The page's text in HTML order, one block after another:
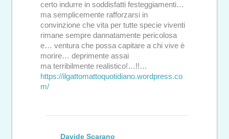
certo indurre in soddisfatti festeggiamenti…
ma semplicemente rafforzarsi in
convinzione che vita per tutte specie viventi
rimane sempre dannatamente pericolosa
e… ventura che possa capitare a chi vive è
morire… deprimente assai
ma terribilmente realistico!…!!…
https://ilgattomattoquotidiano.wordpress.co
m/
Davide Scarano